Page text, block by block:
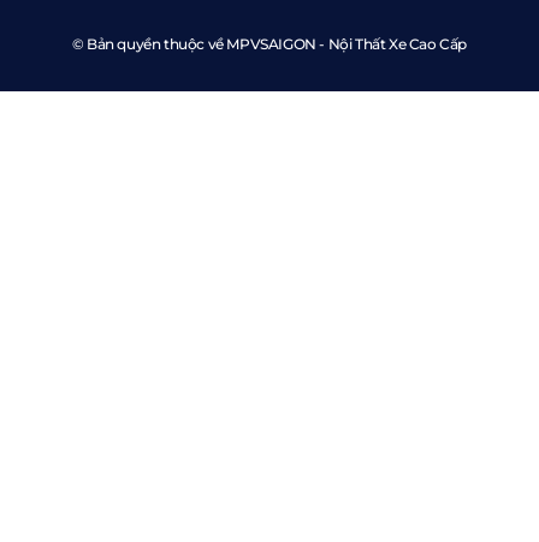
© Bản quyền thuộc về MPVSAIGON - Nội Thất Xe Cao Cấp